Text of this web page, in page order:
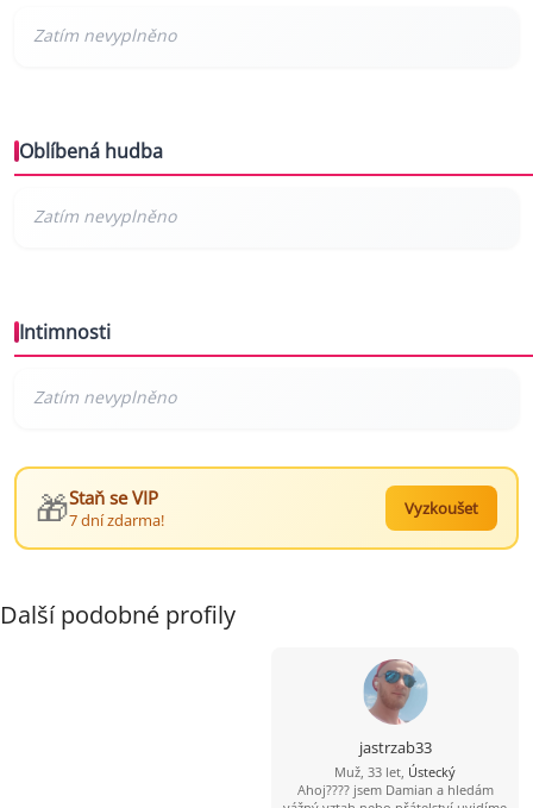
Oblíbená hudba
Intimnosti
🎁Staň se VIP
7 dní zdarma!
Vyzkoušet
Další podobné profily
jastrzab33
Muž, 33 let, Ústecký
Ahoj???? jsem Damian a hledám